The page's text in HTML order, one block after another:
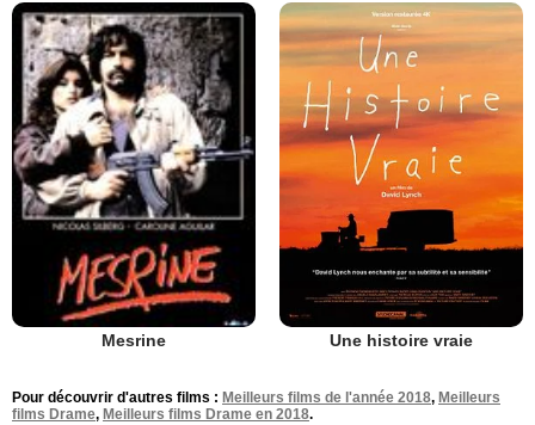
Mesrine Une histoire vraie
Pour découvrir d'autres films : Meilleurs films de l'année 2018, Meilleurs
films Drame, Meilleurs films Drame en 2018.